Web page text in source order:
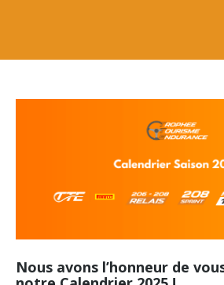
Nous avons l’honneur de